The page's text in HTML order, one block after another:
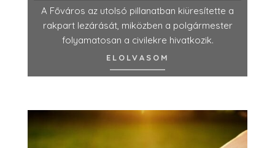
A Főváros az utolsó pillanatban kiüresítette a
rakpart lezárását, miközben a polgármester
folyamatosan a civilekre hivatkozik.
ELOLVASOM